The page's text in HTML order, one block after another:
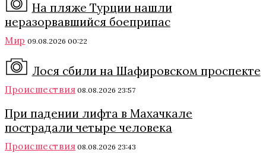
На пляже Турции нашли
неразорвавшийся боеприпас
Мир 09.08.2026 00:22
Лося сбили на Шафировском проспекте
Происшествия 08.08.2026 23:57
При падении лифта в Махачкале
пострадали четыре человека
Происшествия 08.08.2026 23:43